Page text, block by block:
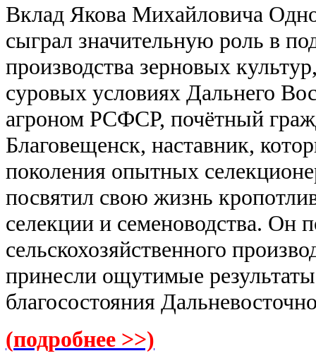
Вклад Якова Михайловича
сыграл значительную роль в
производства зерновых
суровых условиях Дальнего
агроном РСФСР, почётный
Благовещенск, наставник,
поколения опытных
посвятил свою жизнь
селекции и семеноводства. Он
сельскохозяйственного
принесли ощутимые
благосостояния
(подробнее >>)